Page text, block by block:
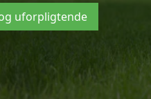
uforpligtende